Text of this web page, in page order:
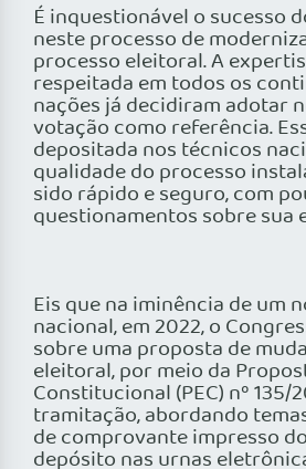
É inquestionável o sucesso
neste processo de
processo eleitoral. A
respeitada em todos os
nações já decidiram adotar
votação como referência.
depositada nos técnicos
qualidade do processo
sido rápido e seguro, com
questionamentos sobre sua
Eis que na iminência de um
nacional, em 2022, o
sobre uma proposta de
eleitoral, por meio da
Constitucional (PEC) nº 135/
tramitação, abordando
de comprovante impresso
depósito nas urnas